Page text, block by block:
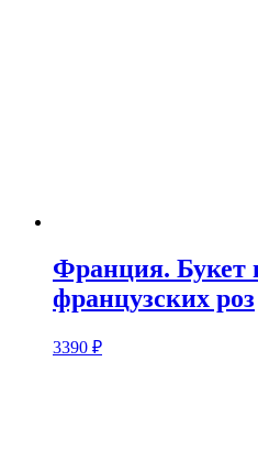
Франция. Букет
французских роз
3390 ₽